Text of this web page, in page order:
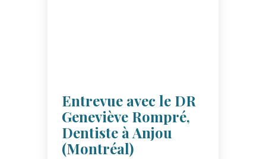
Entrevue avec le DR
Geneviève Rompré,
Dentiste à Anjou
(Montréal)